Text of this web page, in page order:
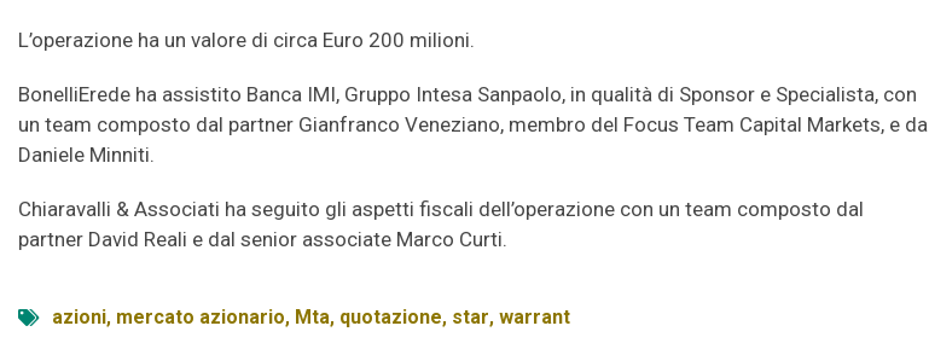
L’operazione ha un valore di circa Euro 200 milioni.
BonelliErede ha assistito Banca IMI, Gruppo Intesa Sanpaolo, in qualità di Sponsor e Specialista, con
un team composto dal partner Gianfranco Veneziano, membro del Focus Team Capital Markets, e da
Daniele Minniti.
Chiaravalli & Associati ha seguito gli aspetti fiscali dell’operazione con un team composto dal
partner David Reali e dal senior associate Marco Curti.
azioni, mercato azionario, Mta, quotazione, star, warrant